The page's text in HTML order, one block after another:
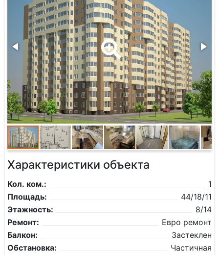
Характеристики объекта
Кол. ком.:
1
Площадь:
44/18/11
Этажность:
8/14
Ремонт:
Евро ремонт
Балкон:
Застеклен
Обстановка:
Частичная